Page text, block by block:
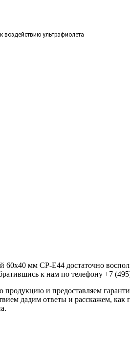
ультрафиолета
мм CP-E44 достаточно
к нам по телефону +7
и предоставляем
дадим ответы и расскажем,